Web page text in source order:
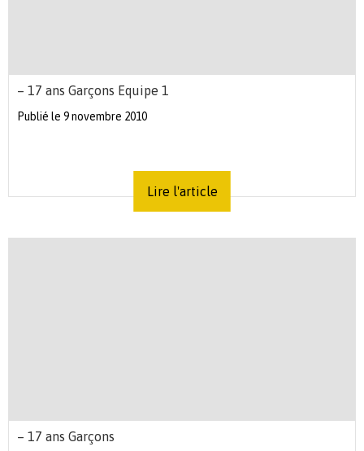
– 17 ans Garçons Equipe 1
Publié le 9 novembre 2010
Lire l'article
– 17 ans Garçons